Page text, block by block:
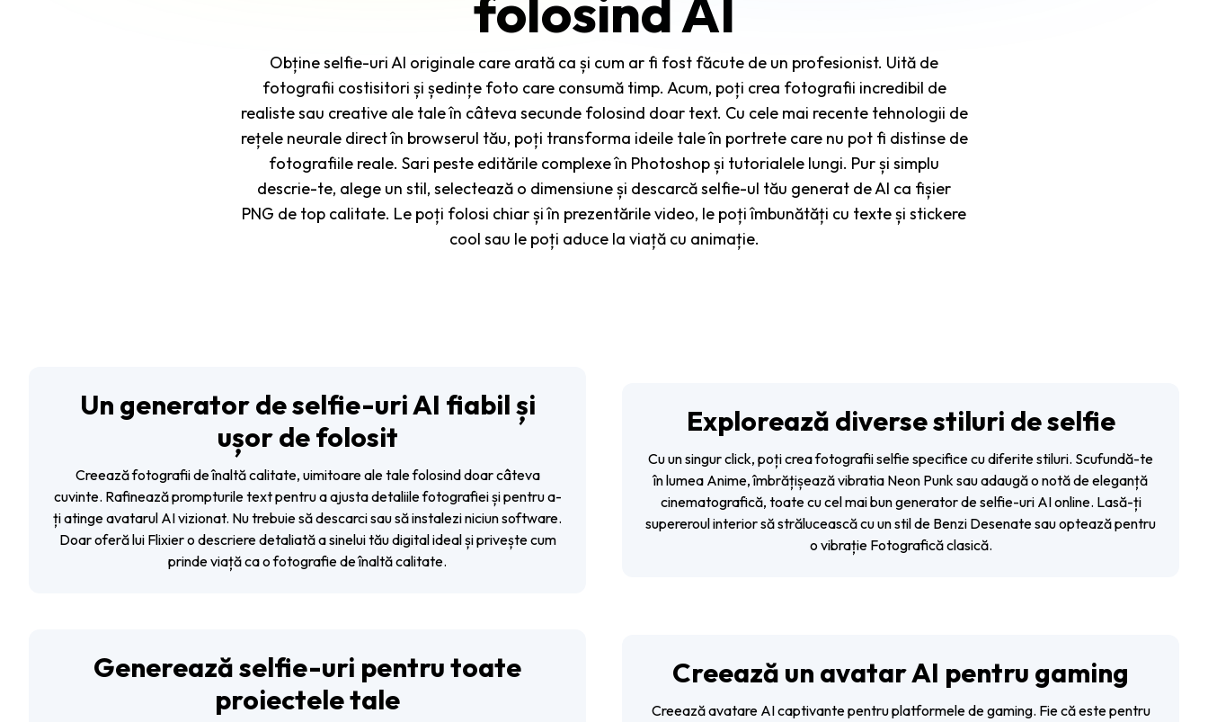
Obține selfie-uri AI originale care arată ca și cum ar fi fost făcute de un profesionist. Uită de
fotografii costisitori și ședințe foto care consumă timp. Acum, poți crea fotografii incredibil de
realiste sau creative ale tale în câteva secunde folosind doar text. Cu cele mai recente tehnologii de
rețele neurale direct în browserul tău, poți transforma ideile tale în portrete care nu pot fi distinse de
fotografiile reale. Sari peste editările complexe în Photoshop și tutorialele lungi. Pur și simplu
descrie-te, alege un stil, selectează o dimensiune și descarcă selfie-ul tău generat de AI ca fișier
PNG de top calitate. Le poți folosi chiar și în prezentările video, le poți îmbunătăți cu texte și stickere
cool sau le poți aduce la viață cu animație.
Un generator de selfie-uri AI fiabil și
ușor de folosit
Creează fotografii de înaltă calitate, uimitoare ale tale folosind doar câteva
cuvinte. Rafinează prompturile text pentru a ajusta detaliile fotografiei și pentru a-
ți atinge avatarul AI vizionat. Nu trebuie să descarci sau să instalezi niciun software.
Doar oferă lui Flixier o descriere detaliată a sinelui tău digital ideal și privește cum
prinde viață ca o fotografie de înaltă calitate.
Explorează diverse stiluri de selfie
Cu un singur click, poți crea fotografii selfie specifice cu diferite stiluri. Scufundă-te
în lumea Anime, îmbrățișează vibratia Neon Punk sau adaugă o notă de eleganță
cinematografică, toate cu cel mai bun generator de selfie-uri AI online. Lasă-ți
supereroul interior să strălucească cu un stil de Benzi Desenate sau optează pentru
o vibrație Fotografică clasică.
Generează selfie-uri pentru toate
proiectele tale
Creează un avatar AI pentru gaming
Creează avatare AI captivante pentru platformele de gaming. Fie că este pentru